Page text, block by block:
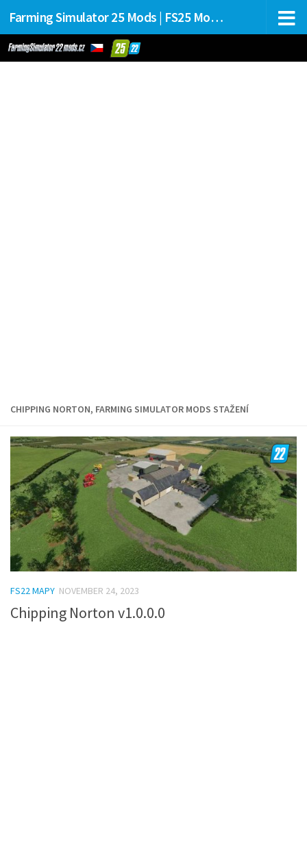
Farming Simulator 25 Mods | FS25 Mods Stahování
CHIPPING NORTON, FARMING SIMULATOR MODS STAŽENÍ
FS22 MAPY NOVEMBER 24, 2023
Chipping Norton v1.0.0.0